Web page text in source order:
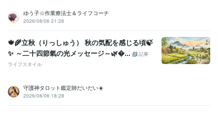
ゆう子☆作業療法士＆ライフコーチ
2026/08/06 21:26
🍁🌾立秋（りっしゅう） 秋の気配を感じる頃🍃
✨ ～二十四節氣の光メッセージ～🌿...
記事
ライフスタイル
守護神タロット鑑定師だいだい☀️
2026/08/06 18:28